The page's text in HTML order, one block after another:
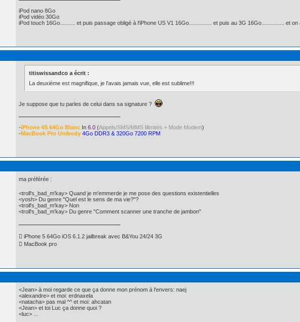
iPod nano 8Go
iPod vidéo 30Go
iPod touch 16Go.......... et puis passage obligé à l'iPhone US V1 16Go............... et puis au 3G 16Go............... et on
titiswissandco a écrit :
La deuxième est magnifique, je l'avais jamais vue, elle est sublime!!!
Je suppose que tu parles de celui dans sa signature ?
-iPhone 4S 64Go Blanc In 6.0 (Appels/SMS/MMS Illimités + Mode Modem)
-MacBook Pro Unibody 4Go DDR3 & 320Go 7200 RPM
ma préférée :
<troll's_bad_m'kay> Quand je m'emmerde je me pose des questions existentielles
<yosh> Du genre "Quel est le sens de ma vie?"?
<troll's_bad_m'kay> Non
<troll's_bad_m'kay> Du genre "Comment scanner une tranche de jambon"
 iPhone 5 64Go iOS 6.1.2 jailbreak avec B&You 24/24 3G
 MacBook pro
<Jean> à moi regarde ce que ça donne mon prénom à l'envers: naej
<alexandre> et moi: erdnaxela
<natacha> pas mal ^^ et moi: ahcatan
<Jean> et toi Luc ça donne quoi ?
<luc> ...